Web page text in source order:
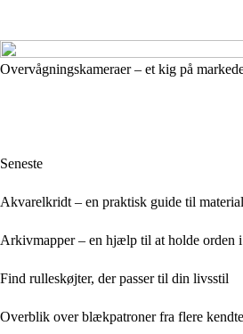
Overvågningskameraer – et kig på
Seneste
Akvarelkridt – en praktisk guide til
Arkivmapper – en hjælp til at holde orden
Find rulleskøjter, der passer til din livsstil
Overblik over blækpatroner fra flere